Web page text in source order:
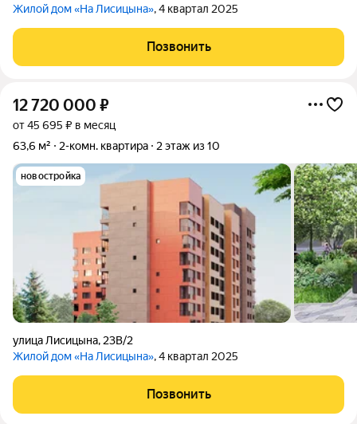
Жилой дом «На Лисицына», 4 квартал 2025
Позвонить
12 720 000 ₽
от 45 695 ₽ в месяц
63,6 м²
2-комн. квартира 2 этаж из 10
новостройка
улица Лисицына, 23В/2
Жилой дом «На Лисицына», 4 квартал 2025
Позвонить